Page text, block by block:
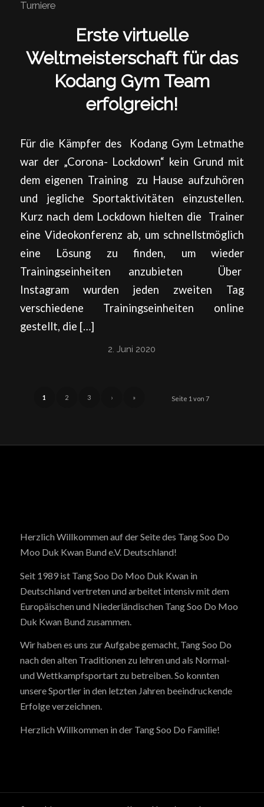
Turniere
Erste virtuelle
Weltmeisterschaft für das
Kodang Gym Team
erfolgreich!
Für die Kämpfer des Kodang Gym Letmathe
war der „Corona- Lockdown“ kein Grund mit
dem eigenen Training zu Hause aufzuhören
und jegliche Sportaktivitäten einzustellen.
Kurz nach dem Lockdown hielten die Trainer
eine Videokonferenz ab, um schnellstmöglich
eine Lösung zu finden, um wieder
Trainingseinheiten anzubieten Über
Instagram wurden jeden zweiten Tag
verschiedene Trainingseinheiten online
gestellt, die […]
2. Juni 2020
Seite 1 von 7
1 2 3 › »
Herzlich Willkommen auf der Seite des Tang Soo Do
Moo Duk Kwan Bund e.V. Deutschland!
Seit 1989 ist Tang Soo Do Moo Duk Kwan in
Deutschland vertreten und arbeitet intensiv mit dem
Europäischen und Niederländischen Tang Soo Do Moo
Duk Kwan Bund zusammen.
Wir haben es uns zur Aufgabe gemacht, Tang Soo Do
nach den alten Traditionen zu lehren und als Normal-
und Wettkampfsportart zu betreiben. So konnten
unsere Sportler in den letzten Jahren beeindruckende
Erfolge verzeichnen.
Herzlich Willkommen in der Tang Soo Do Familie!